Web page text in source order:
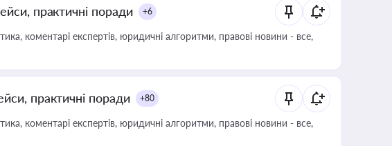
практичні поради +6
коментарі експертів, юридичні алгоритми, правові новини - все,
практичні поради +80
коментарі експертів, юридичні алгоритми, правові новини - все,